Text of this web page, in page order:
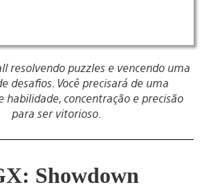
resolvendo puzzles e vencendo uma
desafios. Você precisará de uma
habilidade, concentração e precisão
para ser vitorioso.
Showdown